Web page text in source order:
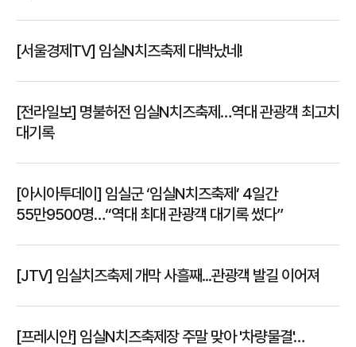
[서울경제TV] 임실N치즈축제 대박났네!
[전라일보] 명불허전 임실N치즈축제…역대 관광객 최고치
대기록
[아시아투데이] 임실군 ‘임실N치즈축제’ 4일간
55만9500명…“역대 최대 관광객 대기록 썼다”
[JTV] 임실치즈축제 개막 사흘째...관광객 발길 이어져
[프레시안] 임실N치즈축제장 주말 맞아 '차량물결'…